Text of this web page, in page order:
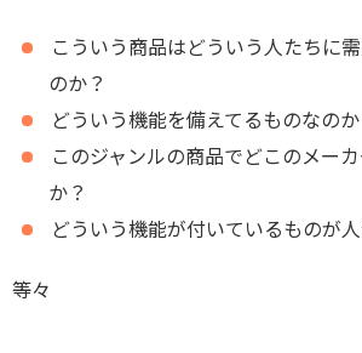
こういう商品はどういう人たちに
のか？
どういう機能を備えてるものなのか
このジャンルの商品でどこのメー
か？
どういう機能が付いているものが
等々